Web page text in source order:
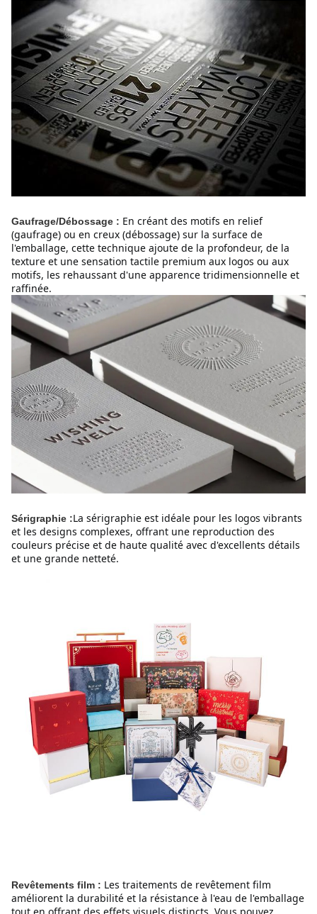
Gaufrage/Débossage : En créant des motifs en relief
(gaufrage) ou en creux (débossage) sur la surface de
l'emballage, cette technique ajoute de la profondeur, de la
texture et une sensation tactile premium aux logos ou aux
motifs, les rehaussant d'une apparence tridimensionnelle et
raffinée.
Sérigraphie :La sérigraphie est idéale pour les logos vibrants
et les designs complexes, offrant une reproduction des
couleurs précise et de haute qualité avec d'excellents détails
et une grande netteté.
Revêtements film : Les traitements de revêtement film
améliorent la durabilité et la résistance à l'eau de l'emballage